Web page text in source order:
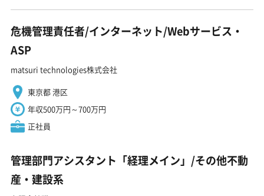
危機管理責任者/インターネット/Webサービス・
ASP
matsuri technologies株式会社
東京都 港区
年収500万円～700万円
正社員
管理部門アシスタント「経理メイン」/その他不動
産・建設系